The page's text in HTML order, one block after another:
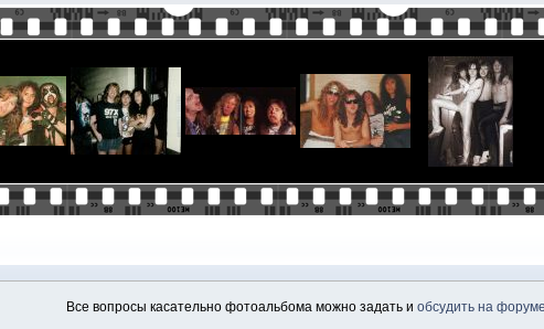
Все вопросы касательно фотоальбома можно задать и обсудить на